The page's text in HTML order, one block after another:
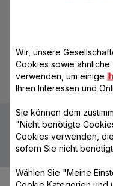
Wir, unsere
Cookies sowie
verwenden, um einige
Ihren Interessen und
Sie können dem
"Nicht benötigte
Cookies verwenden,
sofern Sie nicht
Wählen Sie "Meine